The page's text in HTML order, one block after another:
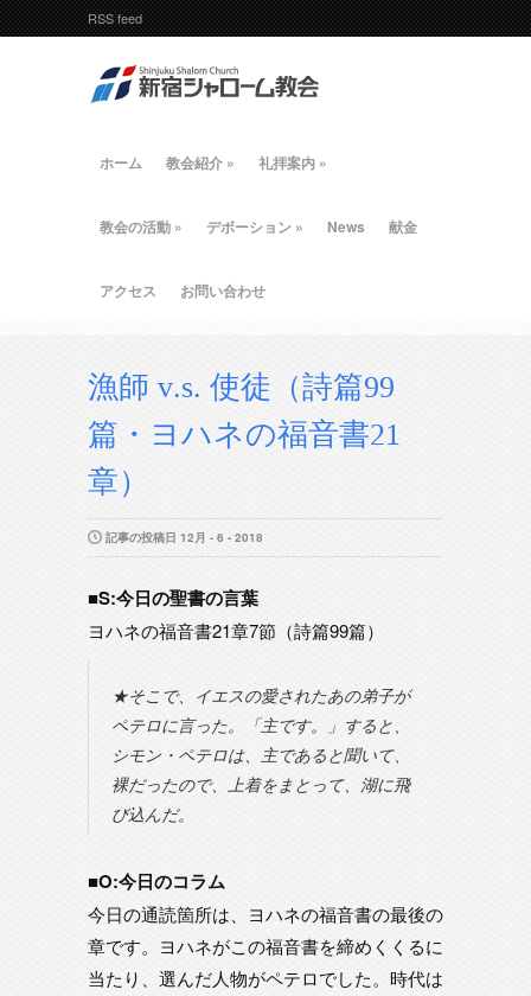
RSS feed
ホーム 教会紹介 » 礼拝案内 »
教会の活動 » デボーション » News 献金
アクセス お問い合わせ
漁師 v.s. 使徒（詩篇99
篇・ヨハネの福音書21
章）
記事の投稿日 12月 - 6 - 2018
■S:今日の聖書の言葉
ヨハネの福音書21章7節（詩篇99篇）
★そこで、イエスの愛されたあの弟子が
ペテロに言った。「主です。」すると、
シモン・ペテロは、主であると聞いて、
裸だったので、上着をまとって、湖に飛
び込んだ。
■O:今日のコラム
今日の通読箇所は、ヨハネの福音書の最後の
章です。ヨハネがこの福音書を締めくくるに
当たり、選んだ人物がペテロでした。時代は